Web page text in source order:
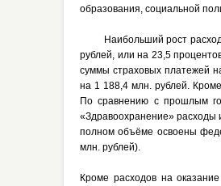
образования, социальной
Наибольший рост
рублей, или на 23,5
суммы страховых платежей
на 1 188,4 млн. рублей.
По сравнению с прошлым
«Здравоохранение» расходы
полном объёме освоены
млн. рублей).
Кроме расходов на